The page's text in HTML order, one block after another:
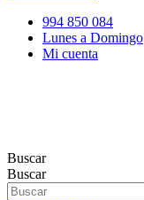
994 850 084
Lunes a Domingo
Mi cuenta
Buscar
Buscar